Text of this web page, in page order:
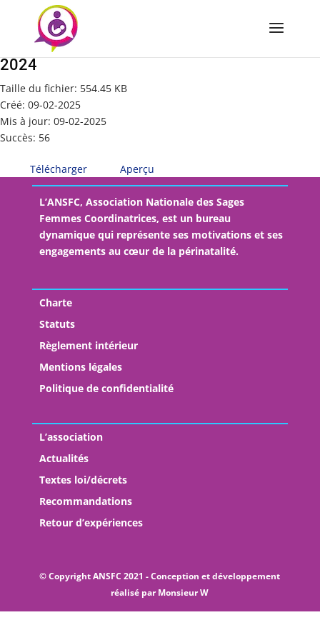
Satisfaction-generale-congressistes_Nimes-
2024
Taille du fichier: 554.45 KB
Créé: 09-02-2025
Mis à jour: 09-02-2025
Succès: 56
Télécharger Aperçu
L’ANSFC, Association Nationale des Sages
Femmes Coordinatrices, est un bureau
dynamique qui représente ses motivations et ses
engagements au cœur de la périnatalité.
Charte
Statuts
Règlement intérieur
Mentions légales
Politique de confidentialité
L’association
Actualités
Textes loi/décrets
Recommandations
Retour d’expériences
© Copyright ANSFC 2021 - Conception et développement
réalisé parMonsieur W